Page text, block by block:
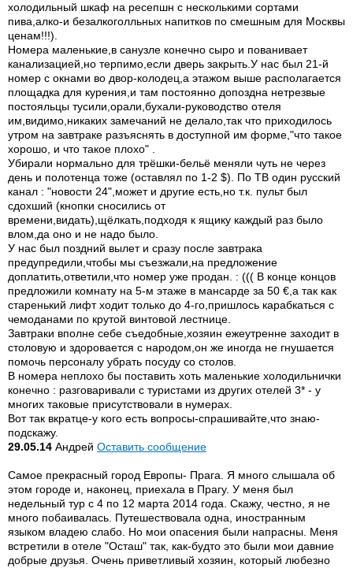
холодильный шкаф на ресепшн с несколькими сортами
пива,алко-и безалкоголльных напитков по смешным для Москвы
ценам!!!).
Номера маленькие,в санузле конечно сыро и пованивает
канализацией,но терпимо,если дверь закрыть.У нас был 21-й
номер с окнами во двор-колодец,а этажом выше располагается
площадка для курения,и там постоянно допоздна нетрезвые
постояльцы тусили,орали,бухали-руководство отеля
им,видимо,никаких замечаний не делало,так что приходилось
утром на завтраке разъяснять в доступной им форме,"что такое
хорошо, и что такое плохо" .
Убирали нормально для трёшки-бельё меняли чуть не через
день и полотенца тоже (оставлял по 1-2 $). По ТВ один русский
канал : "новости 24",может и другие есть,но т.к. пульт был
сдохший (кнопки сносились от
времени,видать),щёлкать,подходя к ящику каждый раз было
влом,да оно и не надо было.
У нас был поздний вылет и сразу после завтрака
предупредили,чтобы мы съезжали,на предложение
доплатить,ответили,что номер уже продан. : ((( В конце концов
предложили комнату на 5-м этаже в мансарде за 50 €,а так как
старенький лифт ходит только до 4-го,пришлось карабкаться с
чемоданами по крутой винтовой лестнице.
Завтраки вполне себе съедобные,хозяин ежеутренне заходит в
столовую и здоровается с народом,он же иногда не гнушается
помочь персоналу убрать посуду со столов.
В номера неплохо бы поставить хоть маленькие холодильнички
конечно : разговаривали с туристами из других отелей 3* - у
многих таковые присутствовали в нумерах.
Вот так вкратце-у кого есть вопросы-спрашивайте,что знаю-
подскажу.
29.05.14 Андрей Оставить сообщение
Самое прекрасный город Европы- Прага. Я много слышала об
этом городе и, наконец, приехала в Прагу. У меня был
недельный тур с 4 по 12 марта 2014 года. Скажу, честно, я не
много побаивалась. Путешествовала одна, иностранным
языком владею слабо. Но мои опасения были напрасны. Меня
встретили в отеле "Осташ" так, как-будто это были мои давние
добрые друзья. Очень приветливый хозяин, который любезно